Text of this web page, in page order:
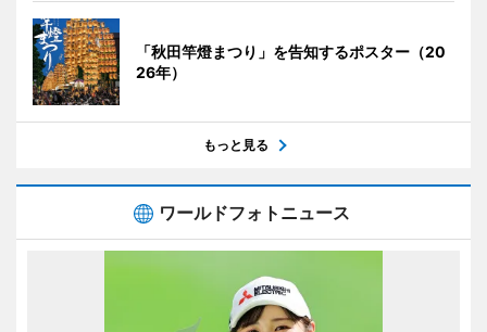
「秋田竿燈まつり」を告知するポスター（20
26年）
もっと見る
ワールドフォトニュース